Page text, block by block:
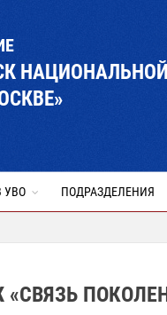
НАЦИОНАЛЬНОЙ
УВО ПОДРАЗДЕЛЕНИЯ